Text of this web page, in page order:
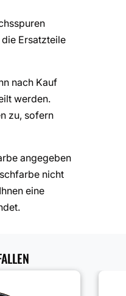
Ersatzteile
nach Kauf
werden.
zu, sofern
angegeben
nicht
eine